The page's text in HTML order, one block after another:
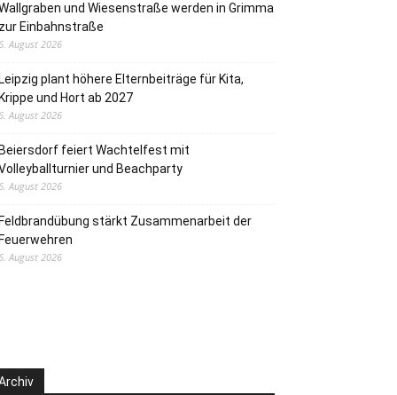
und Wiesenstraße werden in Grimma
Einbahnstraße
August 2026
plant höhere Elternbeiträge für Kita,
und Hort ab 2027
August 2026
feiert Wachtelfest mit
und Beachparty
August 2026
stärkt Zusammenarbeit der
August 2026